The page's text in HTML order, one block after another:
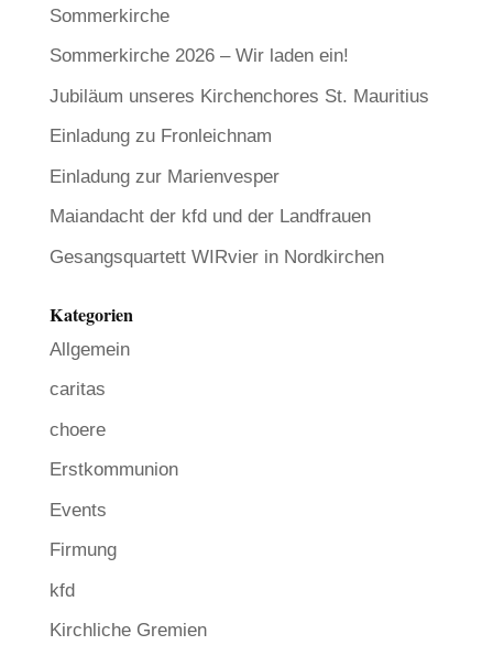
Sommerkirche
Sommerkirche 2026 – Wir laden ein!
Jubiläum unseres Kirchenchores St. Mauritius
Einladung zu Fronleichnam
Einladung zur Marienvesper
Maiandacht der kfd und der Landfrauen
Gesangsquartett WIRvier in Nordkirchen
Kategorien
Allgemein
caritas
choere
Erstkommunion
Events
Firmung
kfd
Kirchliche Gremien